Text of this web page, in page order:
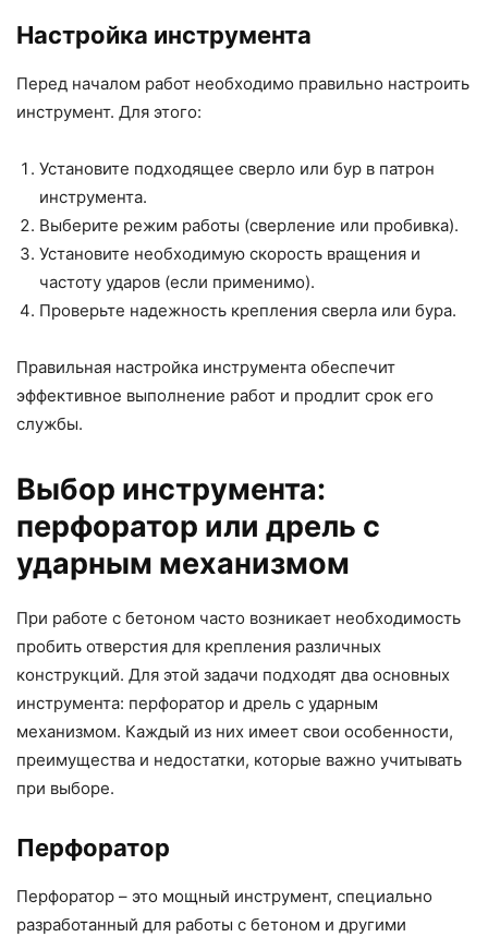
Настройка инструмента
Перед началом работ необходимо правильно настроить
инструмент. Для этого:
Установите подходящее сверло или бур в патрон
инструмента.
Выберите режим работы (сверление или пробивка).
Установите необходимую скорость вращения и
частоту ударов (если применимо).
Проверьте надежность крепления сверла или бура.
Правильная настройка инструмента обеспечит
эффективное выполнение работ и продлит срок его
службы.
Выбор инструмента:
перфоратор или дрель с
ударным механизмом
При работе с бетоном часто возникает необходимость
пробить отверстия для крепления различных
конструкций. Для этой задачи подходят два основных
инструмента: перфоратор и дрель с ударным
механизмом. Каждый из них имеет свои особенности,
преимущества и недостатки, которые важно учитывать
при выборе.
Перфоратор
Перфоратор – это мощный инструмент, специально
разработанный для работы с бетоном и другими